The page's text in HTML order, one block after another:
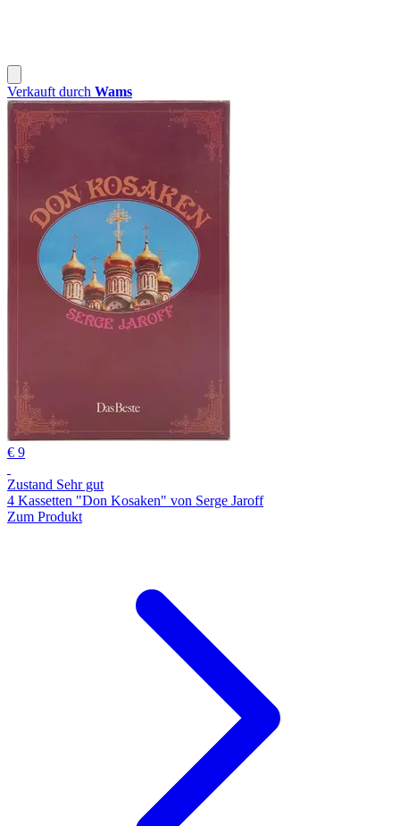
Verkauft durch Wams
€ 9
Zustand Sehr gut
4 Kassetten "Don Kosaken" von Serge Jaroff
Zum Produkt